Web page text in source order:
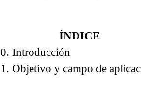
ÍNDICE
0. Introducción
1. Objetivo y campo de